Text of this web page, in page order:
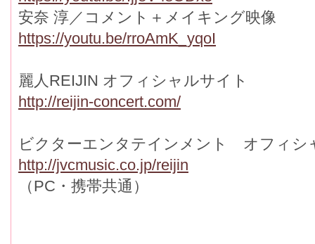
安奈 淳／コメント＋メイキング映像
https://youtu.be/rroAmK_yqoI
麗人REIJIN オフィシャルサイト
http://reijin-concert.com/
ビクターエンタテインメント オフィシ
http://jvcmusic.co.jp/reijin
（PC・携帯共通）